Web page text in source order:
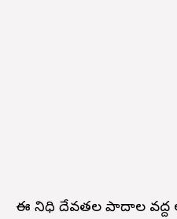
ఈ నిధి దేవతల పాదాల వద్ద